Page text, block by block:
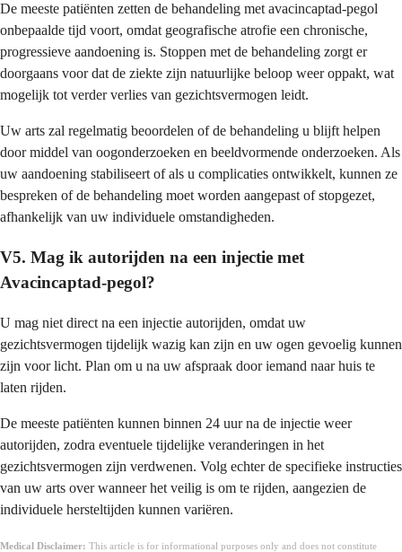
De meeste patiënten zetten de behandeling met avacincaptad-pegol
onbepaalde tijd voort, omdat geografische atrofie een chronische,
progressieve aandoening is. Stoppen met de behandeling zorgt er
doorgaans voor dat de ziekte zijn natuurlijke beloop weer oppakt, wat
mogelijk tot verder verlies van gezichtsvermogen leidt.
Uw arts zal regelmatig beoordelen of de behandeling u blijft helpen
door middel van oogonderzoeken en beeldvormende onderzoeken. Als
uw aandoening stabiliseert of als u complicaties ontwikkelt, kunnen ze
bespreken of de behandeling moet worden aangepast of stopgezet,
afhankelijk van uw individuele omstandigheden.
V5. Mag ik autorijden na een injectie met
Avacincaptad-pegol?
U mag niet direct na een injectie autorijden, omdat uw
gezichtsvermogen tijdelijk wazig kan zijn en uw ogen gevoelig kunnen
zijn voor licht. Plan om u na uw afspraak door iemand naar huis te
laten rijden.
De meeste patiënten kunnen binnen 24 uur na de injectie weer
autorijden, zodra eventuele tijdelijke veranderingen in het
gezichtsvermogen zijn verdwenen. Volg echter de specifieke instructies
van uw arts over wanneer het veilig is om te rijden, aangezien de
individuele hersteltijden kunnen variëren.
Medical Disclaimer: This article is for informational purposes only and does not constitute